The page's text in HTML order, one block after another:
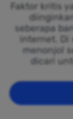
Faktor kritis
seberapa
internet. Di
menonjol
dicari